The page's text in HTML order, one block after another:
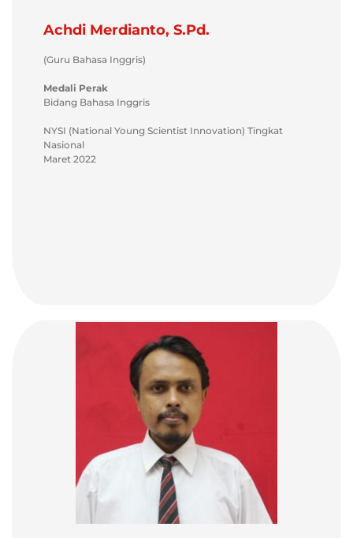
Achdi Merdianto, S.Pd.
(Guru Bahasa Inggris)
Medali Perak
Bidang Bahasa Inggris
NYSI (National Young Scientist Innovation) Tingkat
Nasional
Maret 2022